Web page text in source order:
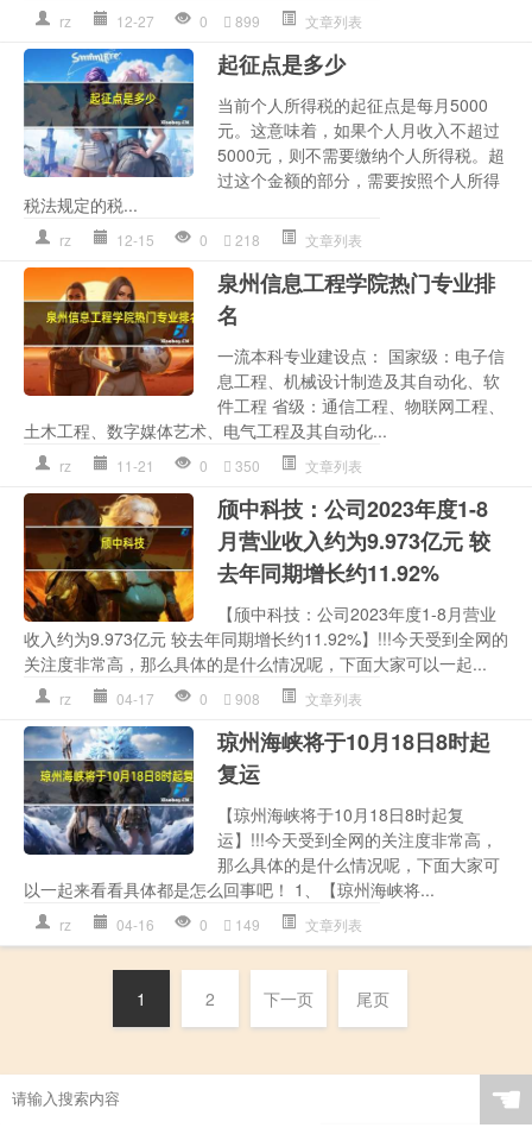
rz 12-27 0 899 文章列表
起征点是多少
当前个人所得税的起征点是每月5000
元。这意味着，如果个人月收入不超过
5000元，则不需要缴纳个人所得税。超
过这个金额的部分，需要按照个人所得
税法规定的税...
rz 12-15 0 218 文章列表
泉州信息工程学院热门专业排
名
一流本科专业建设点： 国家级：电子信
息工程、机械设计制造及其自动化、软
件工程 省级：通信工程、物联网工程、
土木工程、数字媒体艺术、电气工程及其自动化...
rz 11-21 0 350 文章列表
颀中科技：公司2023年度1-8
月营业收入约为9.973亿元 较
去年同期增长约11.92%
【颀中科技：公司2023年度1-8月营业
收入约为9.973亿元 较去年同期增长约11.92%】!!!今天受到全网的
关注度非常高，那么具体的是什么情况呢，下面大家可以一起...
rz 04-17 0 908 文章列表
琼州海峡将于10月18日8时起
复运
【琼州海峡将于10月18日8时起复
运】!!!今天受到全网的关注度非常高，
那么具体的是什么情况呢，下面大家可
以一起来看看具体都是怎么回事吧！ 1、【琼州海峡将...
rz 04-16 0 149 文章列表
1 2 下一页 尾页
☚